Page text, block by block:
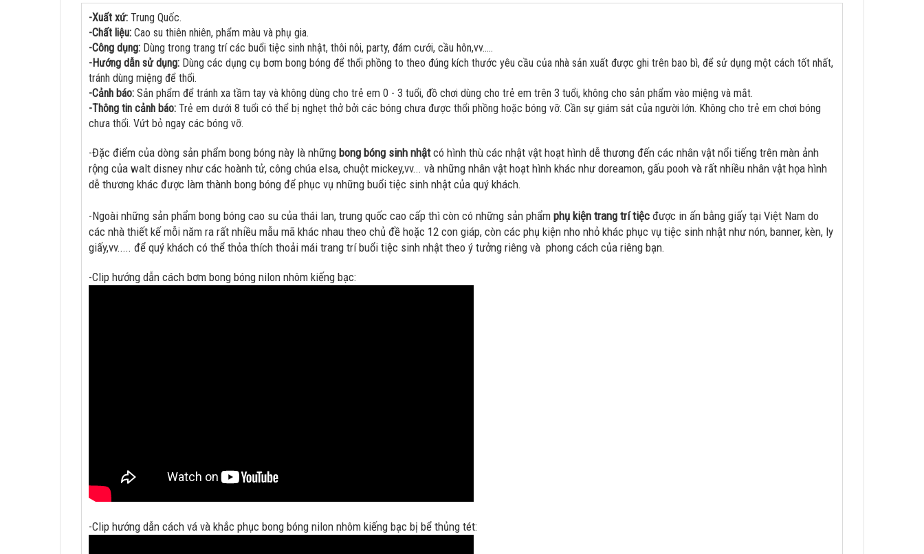
-Xuất xứ: Trung Quốc.
-Chất liệu: Cao su thiên nhiên, phẩm màu và phụ gia.
-Công dụng: Dùng trong trang trí các buổi tiệc sinh nhật, thôi nôi, party, đám cưới, cầu hôn,vv.....
-Hướng dẫn sử dụng: Dùng các dụng cụ bơm bong bóng để thổi phồng to theo đúng kích thước yêu cầu của nhà sản xuất được ghi trên bao bì, để sử dụng một cách tốt nhất,
tránh dùng miệng để thổi.
-Cảnh báo: Sản phẩm để tránh xa tầm tay và không dùng cho trẻ em 0 - 3 tuổi, đồ chơi dùng cho trẻ em trên 3 tuổi, không cho sản phẩm vào miệng và mắt.
-Thông tin cảnh báo: Trẻ em dưới 8 tuổi có thể bị nghẹt thở bởi các bóng chưa được thổi phồng hoặc bóng vỡ. Cần sự giám sát của người lớn. Không cho trẻ em chơi bóng
chưa thổi. Vứt bỏ ngay các bóng vỡ.
-Đặc điểm của dòng sản phẩm bong bóng này là những bong bóng sinh nhậtcó hình thù các nhật vật hoạt hình dễ thương đến các nhân vật nổi tiếng trên màn ảnh
rộng của walt disney như các hoành tử, công chúa elsa, chuột mickey,vv... và những nhân vật hoạt hình khác như doreamon, gấu pooh và rất nhiều nhân vật họa hình
dễ thương khác được làm thành bong bóng để phục vụ những buổi tiệc sinh nhật của quý khách.
-Ngoài những sản phẩm bong bóng cao su của thái lan, trung quốc cao cấp thì còn có những sản phẩm phụ kiện trang trí tiệc được in ấn bằng giấy tại Việt Nam do
các nhà thiết kế mỗi năm ra rất nhiều mẫu mã khác nhau theo chủ đề hoặc 12 con giáp, còn các phụ kiện nho nhỏ khác phục vụ tiệc sinh nhật như nón, banner, kèn, ly
giấy,vv..... để quý khách có thể thỏa thích thoải mái trang trí buổi tiệc sinh nhật theo ý tưởng riêng và phong cách của riêng bạn.
-Clip hướng dẫn cách bơm bong bóng nilon nhôm kiếng bạc:
-Clip hướng dẫn cách vá và khắc phục bong bóng nilon nhôm kiếng bạc bị bể thủng tét: